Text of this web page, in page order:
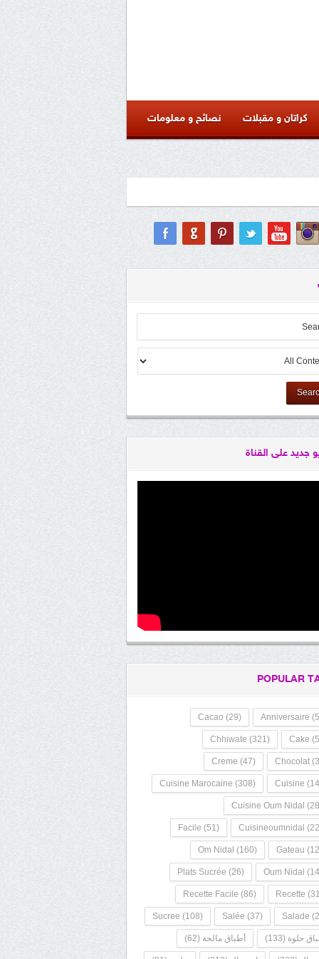
كراتان و مقبلات نصائح و معلومات
جديد على القناة
POPULAR
Anniversaire
Cacao (29)
Cake
Chhiwate (321)
Chocolat
Creme (47)
Cuisine
Cuisine Marocaine (308)
Cuisine Oum Nidal
Cuisineoumnidal
Facile (51)
Gateau
Om Nidal (160)
Oum Nidal
Plats Sucrée (26)
Recette
Recette Facile (86)
Salade
Salée (37)
Sucree (108)
حلوة (133) أطباق مالحة (62)